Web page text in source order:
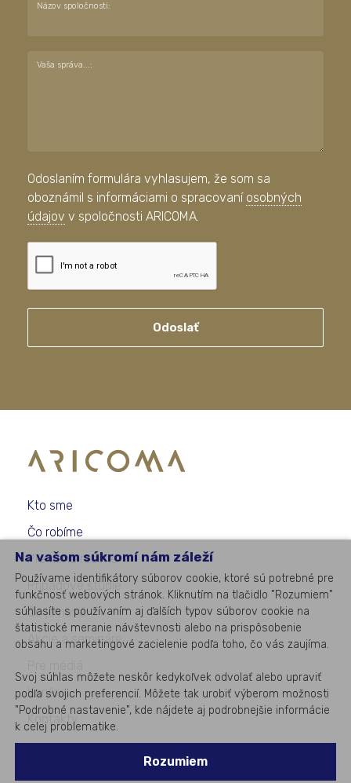
Názov spoločnosti:
Vaša správa...:
Odoslaním formulára vyhlasujem, že som sa
oboznámil s informáciami o spracovaní osobných
údajov v spoločnosti ARICOMA.
Odoslať
Na vašom súkromí nám záleží
Používame identifikátory súborov cookie, ktoré sú potrebné pre
funkčnosť webových stránok. Kliknutím na tlačidlo "Rozumiem"
súhlasíte s používaním aj ďalších typov súborov cookie na
štatistické meranie návštevnosti alebo na prispôsobenie
obsahu a marketingové zacielenie podľa toho, čo vás zaujíma.
Svoj súhlas môžete neskôr kedykoľvek odvolať alebo upraviť
podľa svojich preferencií. Môžete tak urobiť výberom možnosti
"Podrobné nastavenie", kde nájdete aj podrobnejšie informácie
k celej problematike.
Rozumiem
Kto sme
Čo robíme
Pre koho robíme
Prípadové štúdie
Čo je nové
Akcie a semináre
Kariéra
Kontakty